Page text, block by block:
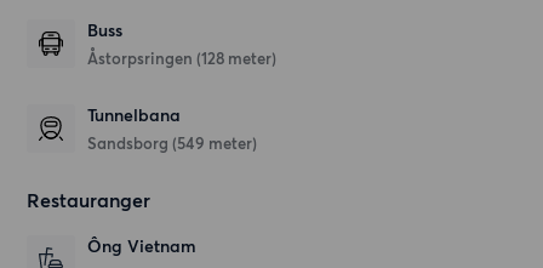
Buss
Åstorpsringen (128 meter)
Tunnelbana
Sandsborg (549 meter)
Restauranger
Ông Vietnam